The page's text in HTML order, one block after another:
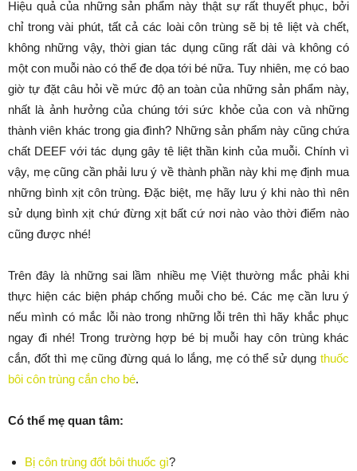
Hiệu quả của những sản phẩm này thật sự rất thuyết phục, bởi
chỉ trong vài phút, tất cả các loài côn trùng sẽ bị tê liệt và chết,
không những vậy, thời gian tác dụng cũng rất dài và không có
một con muỗi nào có thể đe dọa tới bé nữa. Tuy nhiên, mẹ có bao
giờ tự đặt câu hỏi về mức độ an toàn của những sản phẩm này,
nhất là ảnh hưởng của chúng tới sức khỏe của con và những
thành viên khác trong gia đình? Những sản phẩm này cũng chứa
chất DEEF với tác dụng gây tê liệt thần kinh của muỗi. Chính vì
vậy, mẹ cũng cần phải lưu ý về thành phần này khi mẹ định mua
những bình xịt côn trùng. Đặc biệt, mẹ hãy lưu ý khi nào thì nên
sử dụng bình xịt chứ đừng xịt bất cứ nơi nào vào thời điểm nào
cũng được nhé!
Trên đây là những sai lầm nhiều mẹ Việt thường mắc phải khi
thực hiện các biện pháp chống muỗi cho bé. Các mẹ cần lưu ý
nếu mình có mắc lỗi nào trong những lỗi trên thì hãy khắc phục
ngay đi nhé! Trong trường hợp bé bị muỗi hay côn trùng khác
cắn, đốt thì mẹ cũng đừng quá lo lắng, mẹ có thể sử dụng thuốc
bôi côn trùng cắn cho bé.
Có thể mẹ quan tâm:
Bị côn trùng đốt bôi thuốc gì?